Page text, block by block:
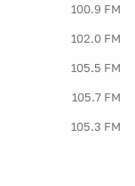
100.9 FM
102.0 FM
105.5 FM
105.7 FM
105.3 FM